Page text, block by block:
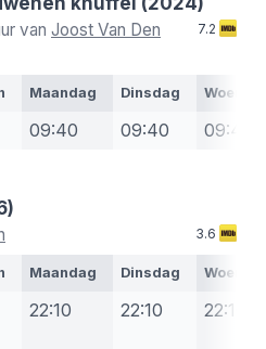
van Joost Van Den
7.2
Maandag Dinsdag
09:40 09:40 09:40
3.6
Maandag Dinsdag
22:10 22:10 22:10